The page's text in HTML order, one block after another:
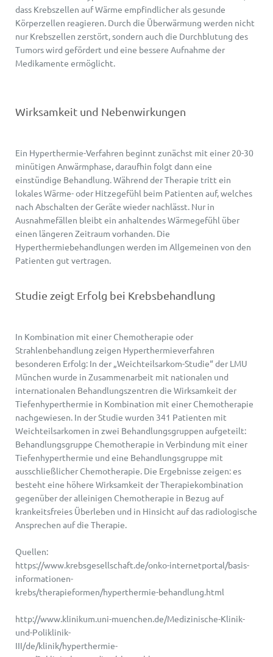
dass Krebszellen auf Wärme empfindlicher als gesunde
Körperzellen reagieren. Durch die Überwärmung werden nicht
nur Krebszellen zerstört, sondern auch die Durchblutung des
Tumors wird gefördert und eine bessere Aufnahme der
Medikamente ermöglicht.
Wirksamkeit und Nebenwirkungen
Ein Hyperthermie-Verfahren beginnt zunächst mit einer 20-30
minütigen Anwärmphase, daraufhin folgt dann eine
einstündige Behandlung. Während der Therapie tritt ein
lokales Wärme- oder Hitzegefühl beim Patienten auf, welches
nach Abschalten der Geräte wieder nachlässt. Nur in
Ausnahmefällen bleibt ein anhaltendes Wärmegefühl über
einen längeren Zeitraum vorhanden. Die
Hyperthermiebehandlungen werden im Allgemeinen von den
Patienten gut vertragen.
Studie zeigt Erfolg bei Krebsbehandlung
In Kombination mit einer Chemotherapie oder
Strahlenbehandlung zeigen Hyperthermieverfahren
besonderen Erfolg: In der „Weichteilsarkom-Studie“ der LMU
München wurde in Zusammenarbeit mit nationalen und
internationalen Behandlungszentren die Wirksamkeit der
Tiefenhyperthermie in Kombination mit einer Chemotherapie
nachgewiesen. In der Studie wurden 341 Patienten mit
Weichteilsarkomen in zwei Behandlungsgruppen aufgeteilt:
Behandlungsgruppe Chemotherapie in Verbindung mit einer
Tiefenhyperthermie und eine Behandlungsgruppe mit
ausschließlicher Chemotherapie. Die Ergebnisse zeigen: es
besteht eine höhere Wirksamkeit der Therapiekombination
gegenüber der alleinigen Chemotherapie in Bezug auf
krankeitsfreies Überleben und in Hinsicht auf das radiologische
Ansprechen auf die Therapie.
Quellen:
https://www.krebsgesellschaft.de/onko-internetportal/basis-
informationen-
krebs/therapieformen/hyperthermie-behandlung.html
http://www.klinikum.uni-muenchen.de/Medizinische-Klinik-
und-Poliklinik-
III/de/klinik/hyperthermie-